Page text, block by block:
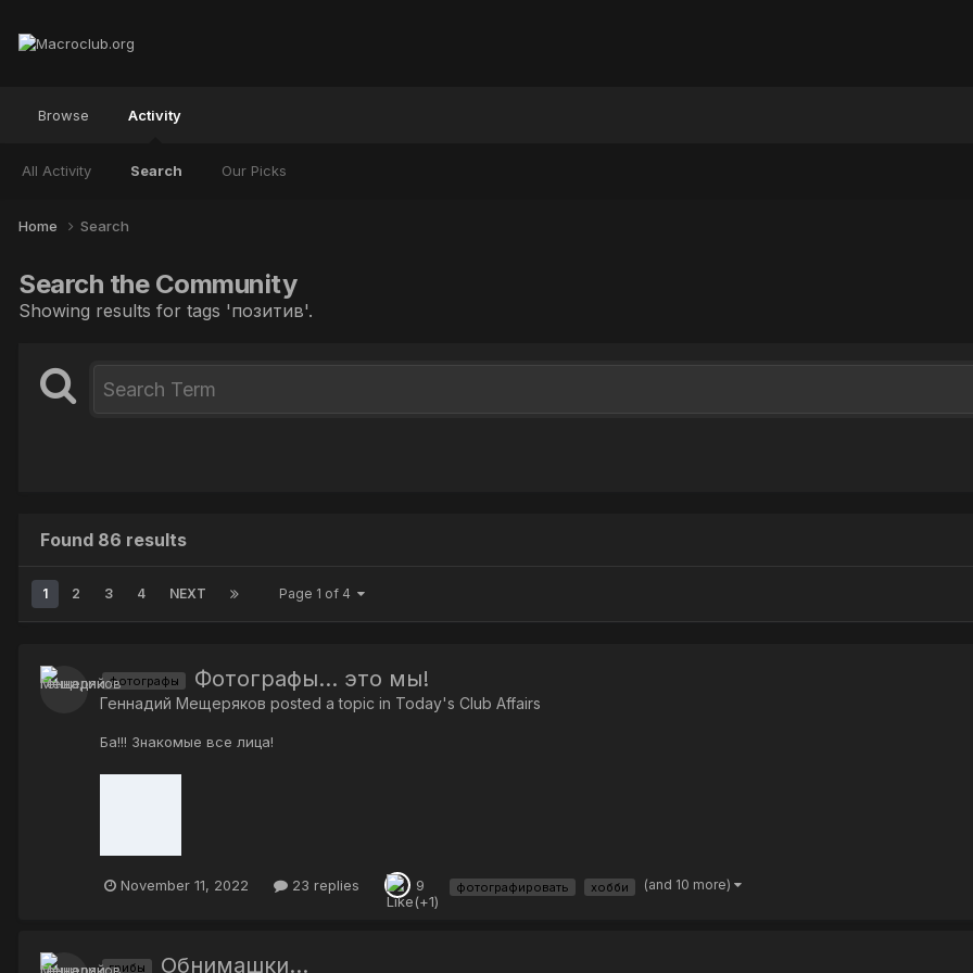
Browse Activity
All Activity Search Our Picks
Home Search
Search the Community
Showing results for tags 'позитив'.
Found 86 results
1 2 3 4 NEXT Page 1 of 4
фотографы Фотографы... это мы!
Геннадий Мещеряков posted a topic in Today's Club Affairs
Ба!!! Знакомые все лица!
November 11, 2022 23 replies 9 фотографировать хобби (and 10 more)
грибы Обнимашки...